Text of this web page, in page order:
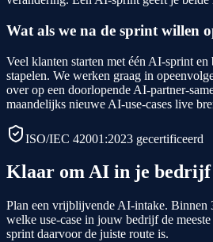
Wat als we na de sprint willen
Veel klanten starten met één AI-sprint en
stapelen. We werken graag in
over op een doorlopende AI-partner-
maandelijks nieuwe AI-use-cases live
ISO/IEC 42001:2023 gecertificeerd
Klaar om AI in je bedrijf
Plan een vrijblijvende AI-intake. Binnen
welke use-case in jouw bedrijf de
sprint daarvoor de juiste route is.